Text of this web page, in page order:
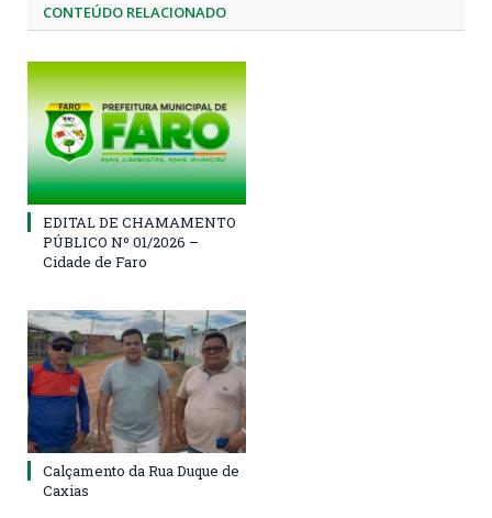
CONTEÚDO RELACIONADO
EDITAL DE CHAMAMENTO
PÚBLICO Nº 01/2026 –
Cidade de Faro
Calçamento da Rua Duque de
Caxias